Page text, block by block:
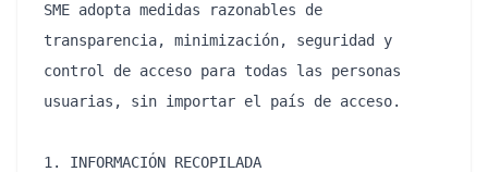
SME adopta medidas razonables de
transparencia, minimización, seguridad y
control de acceso para todas las personas
usuarias, sin importar el país de acceso.
1. INFORMACIÓN RECOPILADA